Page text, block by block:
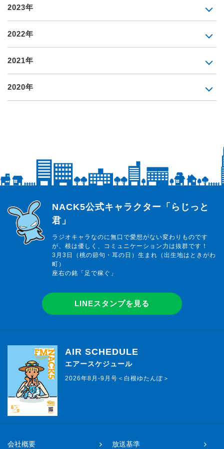
2023年
2022年
2021年
2020年
らじっと君
NACK5公式キャラクター「らじっと
君」
ラジオキャラなのに無口で愛想がない変わりものです
が、根は優しく、コミュニケーション力は抜群です！
3月3日（桃の節句・耳の日）生まれ（出生地はときがわ
町）
座右の銘「足で稼ぐ」
LINEスタンプを見る
AIR SCHEDULE
エアースケジュール
2026年8月-9月号＜白根ゆたんぽ＞
会社概要 放送基準